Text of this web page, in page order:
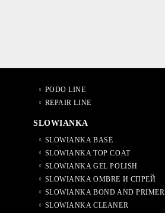
PODO LINE
REPAIR LINE
SLOWIANKA
SLOWIANKA BASE
SLOWIANKA TOP COAT
SLOWIANKA GEL POLISH
SLOWIANKA OMBRE И СПРЕЙ
SLOWIANKA BOND AND PRIMER
SLOWIANKA CLEANER